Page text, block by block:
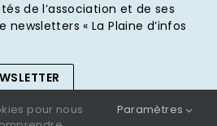
de l’association et de ses
« La Plaine d’infos
pour nous
Paramètres